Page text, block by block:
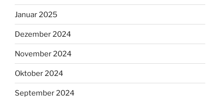
Januar 2025
Dezember 2024
November 2024
Oktober 2024
September 2024